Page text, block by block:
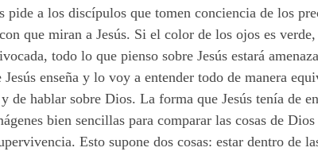
pide a los discípulos que tomen conciencia de los
que miran a Jesús. Si el color de los ojos es
todo lo que pienso sobre Jesús estará
enseña y lo voy a entender todo de manera
de hablar sobre Dios. La forma que Jesús tenía de
bien sencillas para comparar las cosas de
Esto supone dos cosas: estar dentro de